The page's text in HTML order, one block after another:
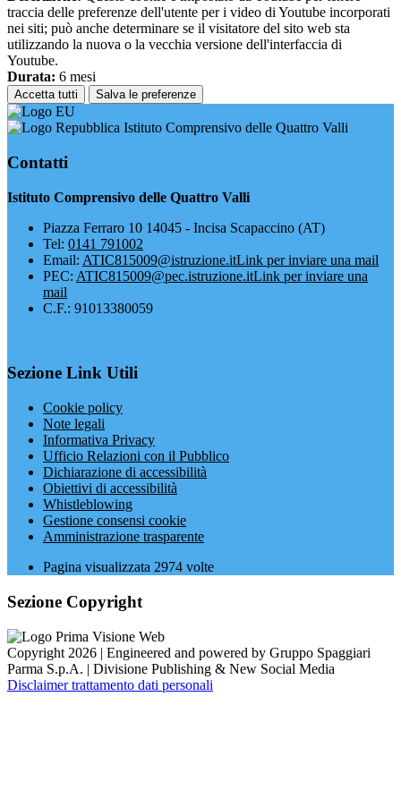
traccia delle preferenze dell'utente per i video di Youtube incorporati
nei siti; può anche determinare se il visitatore del sito web sta
utilizzando la nuova o la vecchia versione dell'interfaccia di
Youtube.
Durata: 6 mesi
Accetta tutti Salva le preferenze
Istituto Comprensivo delle Quattro Valli
Contatti
Istituto Comprensivo delle Quattro Valli
Piazza Ferraro 10 14045 - Incisa Scapaccino (AT)
Tel: 0141 791002
Email: ATIC815009@istruzione.itLink per inviare una mail
PEC: ATIC815009@pec.istruzione.itLink per inviare una
mail
C.F.: 91013380059
Sezione Link Utili
Cookie policy
Note legali
Informativa Privacy
Ufficio Relazioni con il Pubblico
Dichiarazione di accessibilità
Obiettivi di accessibilità
Whistleblowing
Gestione consensi cookie
Amministrazione trasparente
Pagina visualizzata 2974 volte
Sezione Copyright
Copyright 2026 | Engineered and powered by Gruppo Spaggiari
Parma S.p.A. | Divisione Publishing & New Social Media
Disclaimer trattamento dati personali